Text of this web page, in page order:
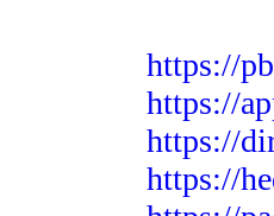
https://
https://
https://
https://